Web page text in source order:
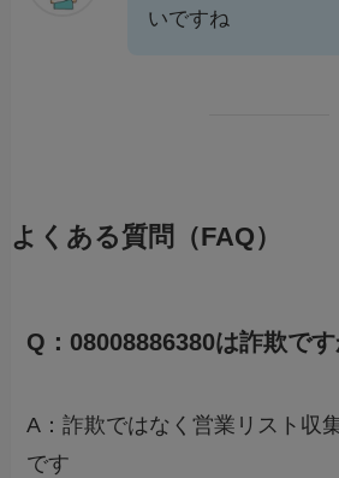
いですね
よくある質問（FAQ）
Q：08008886380は詐欺です
A：詐欺ではなく営業リスト収
です